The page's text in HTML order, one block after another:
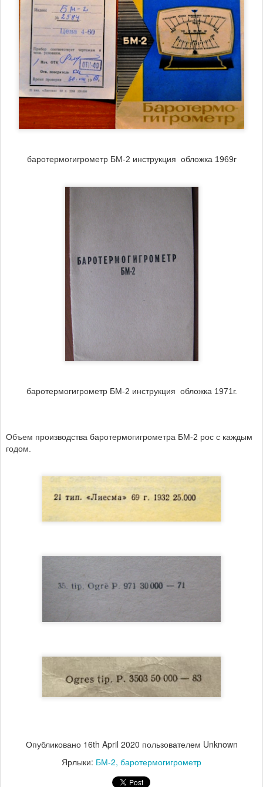
баротермогигрометр БМ-2 инструкция обложка 1969г
баротермогигрометр БМ-2 инструкция обложка 1971г.
Объем производства баротермогигрометра БМ-2 рос с каждым
годом.
Опубликовано 16th April 2020 пользователем Unknown
Ярлыки: БМ-2 баротермогигрометр